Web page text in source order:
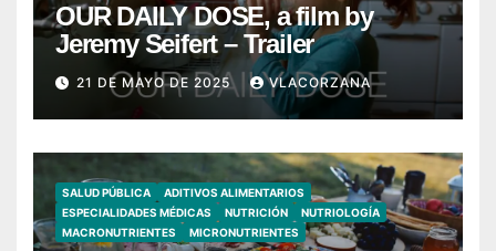
OUR DAILY DOSE, a film by
Jeremy Seifert – Trailer
21 DE MAYO DE 2025 VLACORZANA
SALUD PÚBLICA
ADITIVOS ALIMENTARIOS
ESPECIALIDADES MÉDICAS
NUTRICIÓN
NUTRIOLOGÍA
MACRONUTRIENTES
MICRONUTRIENTES